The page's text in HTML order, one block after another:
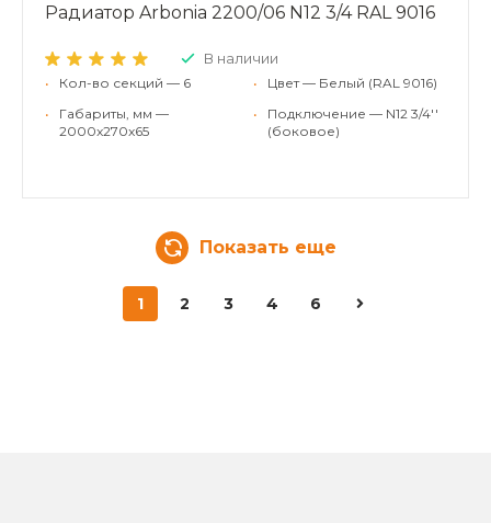
Радиатор Arbonia 2200/06 N12 3/4 RAL 9016
В наличии
•
Кол-во секций — 6
•
Габариты, мм —
2000x270x65
•
Цвет — Белый (RAL 9016)
•
Подключение — N12 3/4''
(боковое)
Показать еще
1 2 3 4 6